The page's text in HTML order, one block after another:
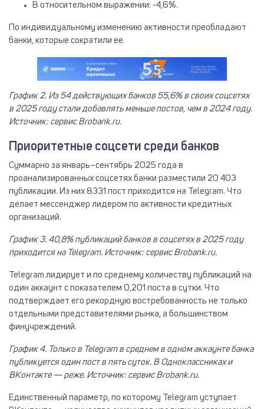
В относительном выражении: -4,6%.
По индивидуальному изменению активности преобладают
банки, которые сократили ее.
График 2. Из 54 действующих банков 55,6% в своих соцсетях
в 2025 году стали добавлять меньше постов, чем в 2024 году.
Источник: сервис Brobank.ru.
Приоритетные соцсети среди банков
Суммарно за январь–сентябрь 2025 года в
проанализированных соцсетях банки разместили 20 403
публикации. Из них 8331 пост приходится на Telegram. Что
делает мессенджер лидером по активности кредитных
организаций.
График 3. 40,8% публикаций банков в соцсетях в 2025 году
приходится на Telegram. Источник: сервис Brobank.ru.
Telegram лидирует и по среднему количеству публикаций на
один аккаунт с показателем 0,201 поста в сутки. Что
подтверждает его рекордную востребованность не только
отдельными представителями рынка, а большинством
финучреждений.
График 4. Только в Telegram в среднем в одном аккаунте банка
публикуется один пост в пять суток. В Одноклассниках и
ВКонтакте — реже. Источник: сервис Brobank.ru.
Единственный параметр, по которому Telegram уступает